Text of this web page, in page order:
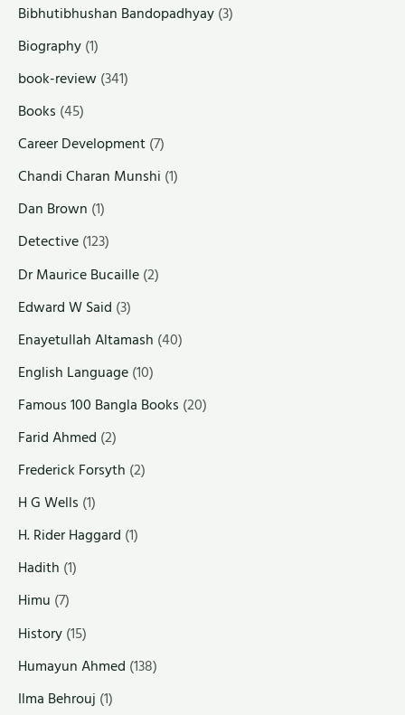
Bibhutibhushan Bandopadhyay(3)
Biography(1)
book-review(341)
Books (45)
Career Development(7)
Chandi Charan Munshi (1)
Dan Brown (1)
Detective(123)
Dr Maurice Bucaille(2)
Edward W Said (3)
Enayetullah Altamash (40)
English Language(10)
Famous 100 Bangla Books (20)
Farid Ahmed (2)
Frederick Forsyth (2)
H G Wells (1)
H. Rider Haggard (1)
Hadith (1)
Himu (7)
History(15)
Humayun Ahmed (138)
Ilma Behrouj (1)